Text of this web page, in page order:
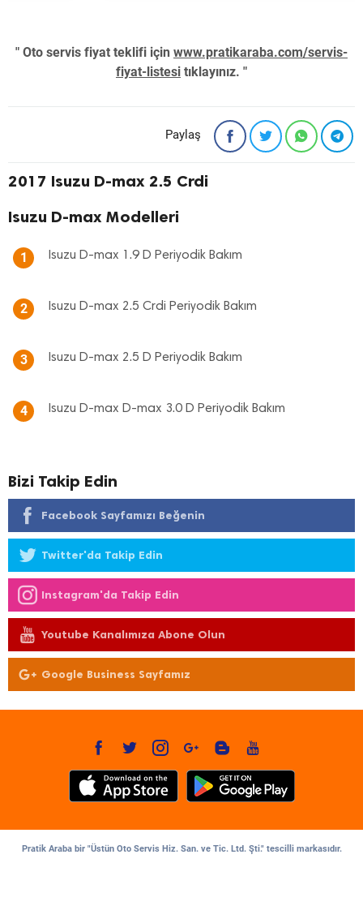
" Oto servis fiyat teklifi için www.pratikaraba.com/servis-
fiyat-listesi tıklayınız. "
Paylaş
2017 Isuzu D-max 2.5 Crdi
Isuzu D-max Modelleri
1 Isuzu D-max 1.9 D Periyodik Bakım
2 Isuzu D-max 2.5 Crdi Periyodik Bakım
3 Isuzu D-max 2.5 D Periyodik Bakım
4 Isuzu D-max D-max 3.0 D Periyodik Bakım
Bizi Takip Edin
Facebook Sayfamızı Beğenin
Twitter'da Takip Edin
Instagram'da Takip Edin
Youtube Kanalımıza Abone Olun
Google Business Sayfamız
Pratik Araba bir "Üstün Oto Servis Hiz. San. ve Tic. Ltd. Şti." tescilli markasıdır.